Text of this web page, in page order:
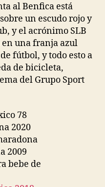
al Benfica está
un escudo rojo y
y el acrónimo SLB
en una franja azul
fútbol, y todo esto a
de bicicleta,
del Grupo Sport